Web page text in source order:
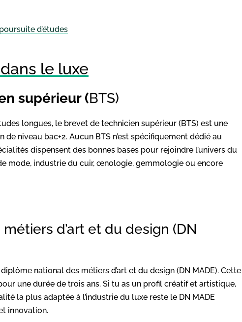
d’études
le luxe
supérieur (BTS)
longues, le brevet de technicien supérieur (BTS) est une
niveau bac+2. Aucun BTS n’est spécifiquement dédié au
dispensent des bonnes bases pour rejoindre l’univers du
mode, industrie du cuir, œnologie, gemmologie ou encore
d’art et du design (DN
national des métiers d’art et du design (DN MADE). Cette
une durée de trois ans. Si tu as un profil créatif et artistique,
la plus adaptée à l’industrie du luxe reste le DN MADE
innovation.